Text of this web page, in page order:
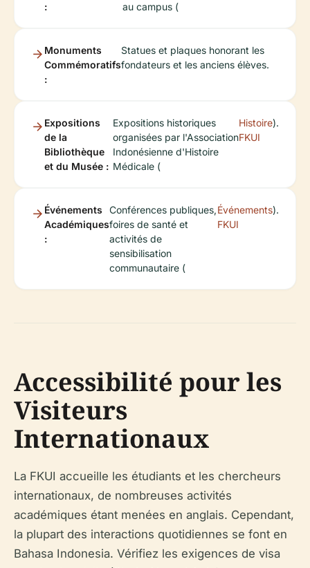
:
au campus (
Monuments
Commémoratifs
:
Statues et plaques honorant les
fondateurs et les anciens élèves.
Expositions
de la
Bibliothèque
et du Musée :
Expositions historiques
organisées par l'Association
Indonésienne d'Histoire
Médicale (
Histoire
FKUI
).
Événements
Académiques
:
Conférences publiques,
foires de santé et
activités de
sensibilisation
communautaire (
Événements
FKUI
).
Accessibilité pour les
Visiteurs
Internationaux
La FKUI accueille les étudiants et les chercheurs
internationaux, de nombreuses activités
académiques étant menées en anglais. Cependant,
la plupart des interactions quotidiennes se font en
Bahasa Indonesia. Vérifiez les exigences de visa